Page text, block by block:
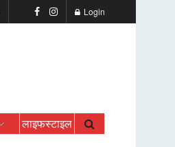
Login
लाइफस्टाइल